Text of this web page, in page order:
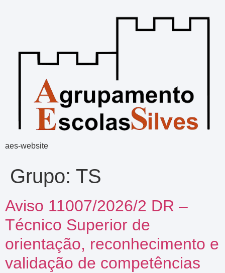
aes-website
Grupo: TS
Aviso 11007/2026/2 DR –
Técnico Superior de
orientação, reconhecimento e
validação de competências